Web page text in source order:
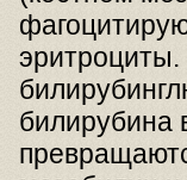
билирубина